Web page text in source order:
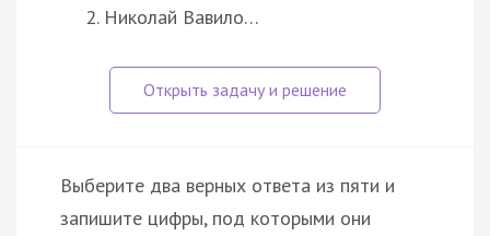
Николай Вавило…
Выберите два верных ответа из пяти и
запишите цифры, под которыми они